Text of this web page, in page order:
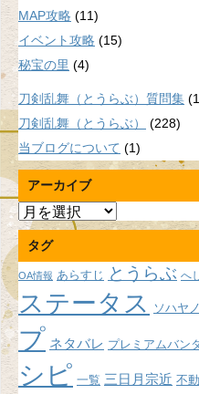
MAP攻略 (11)
イベント攻略 (15)
秘宝の里 (4)
刀剣乱舞（とうらぶ）質問集
刀剣乱舞（とうらぶ）
(228)
当ブログについて (1)
アーカイブ
ア
ー
カ
イ
ブ
タグ
OA情報 あらすじ とうらぶ へ
ステータス ソハヤ
プ ネタバレ プレミアムバン
シピ 一覧 三日月宗近 不